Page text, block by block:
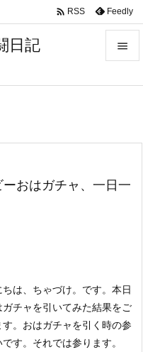
日記 


 RSS Feedly
おはガチャ、一日一
は、ちゃづけ。です。 本日
ガチャを引いてみた結果をご
。 おはガチャを引く時の参
す。 それでは参ります。